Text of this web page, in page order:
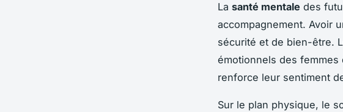
La santé mentale des
accompagnement. Avoir
sécurité et de bien-être.
émotionnels des
renforce leur sentiment
Sur le plan physique, le